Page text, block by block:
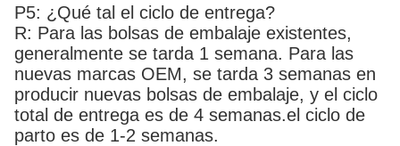
P5: ¿Qué tal el ciclo de entrega?
R: Para las bolsas de embalaje existentes,
generalmente se tarda 1 semana. Para las
nuevas marcas OEM, se tarda 3 semanas en
producir nuevas bolsas de embalaje, y el ciclo
total de entrega es de 4 semanas.el ciclo de
parto es de 1-2 semanas.